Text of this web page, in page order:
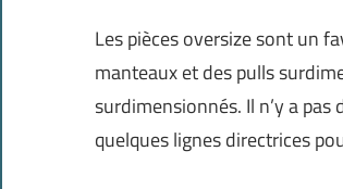
Les pièces oversize sont un
manteaux et des pulls
surdimensionnés. Il n’y a
quelques lignes directrices